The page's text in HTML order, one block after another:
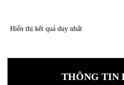
Hiển thị kết quả duy nhất
THÔNG TIN